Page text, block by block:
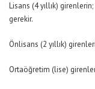
Lisans (4 yıllık)
gerekir.
Önlisans (2 yıllık)
Ortaöğretim (lise)